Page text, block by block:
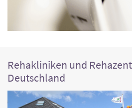
Rehakliniken und
Deutschland